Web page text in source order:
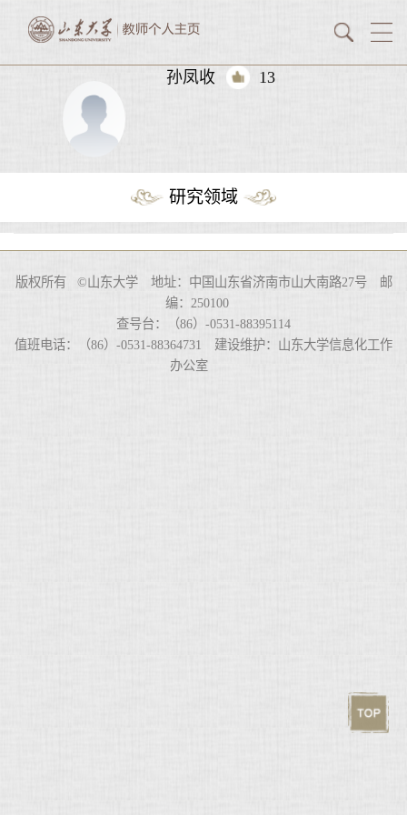
孙凤收 13
研究领域
版权所有 ©山东大学 地址：中国山东省济南市山大南路27号 邮
编：250100
查号台：（86）-0531-88395114
值班电话：（86）-0531-88364731 建设维护：山东大学信息化工作
办公室